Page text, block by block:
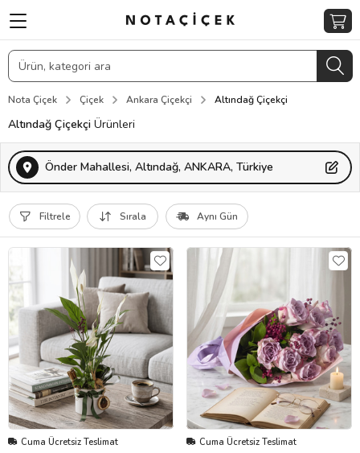
Nota Çiçek Çiçek Ankara Çiçekçi Altındağ Çiçekçi
Altındağ Çiçekçi Ürünleri
Önder Mahallesi, Altındağ, ANKARA, Türkiye
Filtrele Sırala Aynı Gün
Cuma Ücretsiz Teslimat Cuma Ücretsiz Teslimat